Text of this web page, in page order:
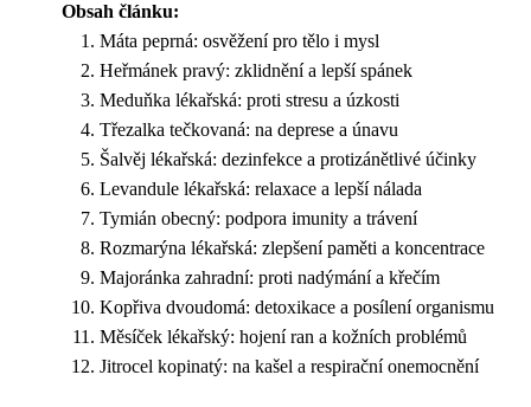
Obsah článku:
Máta peprná: osvěžení pro tělo i mysl
Heřmánek pravý: zklidnění a lepší spánek
Meduňka lékařská: proti stresu a úzkosti
Třezalka tečkovaná: na deprese a únavu
Šalvěj lékařská: dezinfekce a protizánětlivé účinky
Levandule lékařská: relaxace a lepší nálada
Tymián obecný: podpora imunity a trávení
Rozmarýna lékařská: zlepšení paměti a koncentrace
Majoránka zahradní: proti nadýmání a křečím
Kopřiva dvoudomá: detoxikace a posílení organismu
Měsíček lékařský: hojení ran a kožních problémů
Jitrocel kopinatý: na kašel a respirační onemocnění